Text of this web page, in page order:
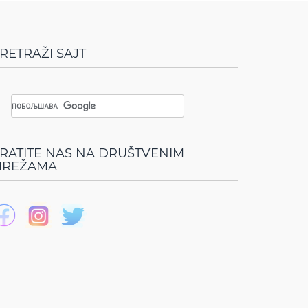
SAJT
NAS NA DRUŠTVENIM